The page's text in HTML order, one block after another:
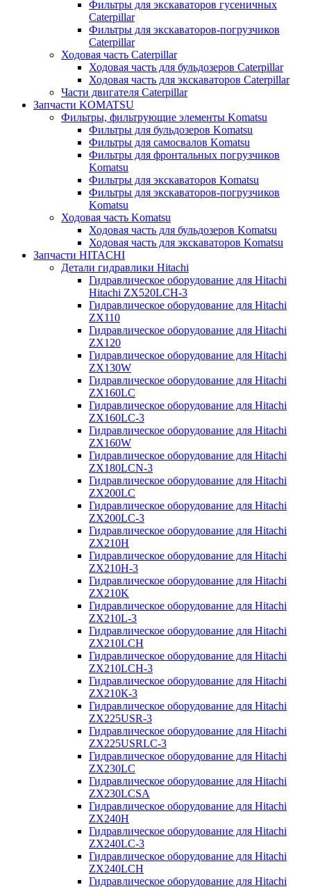
Фильтры для экскаваторов гусеничных
Caterpillar
Фильтры для экскаваторов-погрузчиков
Caterpillar
Ходовая часть Caterpillar
Ходовая часть для бульдозеров Caterpillar
Ходовая часть для экскаваторов Caterpillar
Части двигателя Caterpillar
Запчасти KOMATSU
Фильтры, фильтрующие элементы Komatsu
Фильтры для бульдозеров Komatsu
Фильтры для самосвалов Komatsu
Фильтры для фронтальных погрузчиков
Komatsu
Фильтры для экскаваторов Komatsu
Фильтры для экскаваторов-погрузчиков
Komatsu
Ходовая часть Komatsu
Ходовая часть для бульдозеров Komatsu
Ходовая часть для экскаваторов Komatsu
Запчасти HITACHI
Детали гидравлики Hitachi
Гидравлическое оборудование для Hitachi
Hitachi ZX520LCH-3
Гидравлическое оборудование для Hitachi
ZX110
Гидравлическое оборудование для Hitachi
ZX120
Гидравлическое оборудование для Hitachi
ZX130W
Гидравлическое оборудование для Hitachi
ZX160LC
Гидравлическое оборудование для Hitachi
ZX160LC-3
Гидравлическое оборудование для Hitachi
ZX160W
Гидравлическое оборудование для Hitachi
ZX180LCN-3
Гидравлическое оборудование для Hitachi
ZX200LC
Гидравлическое оборудование для Hitachi
ZX200LC-3
Гидравлическое оборудование для Hitachi
ZX210H
Гидравлическое оборудование для Hitachi
ZX210H-3
Гидравлическое оборудование для Hitachi
ZX210K
Гидравлическое оборудование для Hitachi
ZX210L-3
Гидравлическое оборудование для Hitachi
ZX210LCH
Гидравлическое оборудование для Hitachi
ZX210LCH-3
Гидравлическое оборудование для Hitachi
ZX210К-3
Гидравлическое оборудование для Hitachi
ZX225USR-3
Гидравлическое оборудование для Hitachi
ZX225USRLC-3
Гидравлическое оборудование для Hitachi
ZX230LC
Гидравлическое оборудование для Hitachi
ZX230LCSA
Гидравлическое оборудование для Hitachi
ZX240H
Гидравлическое оборудование для Hitachi
ZX240LC-3
Гидравлическое оборудование для Hitachi
ZX240LCH
Гидравлическое оборудование для Hitachi